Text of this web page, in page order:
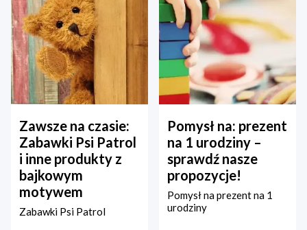
Zawsze na czasie:
Zabawki Psi Patrol
i inne produkty z
bajkowym
motywem
Zabawki Psi Patrol
Pomysł na: prezent
na 1 urodziny –
sprawdź nasze
propozycje!
Pomysł na prezent na 1
urodziny